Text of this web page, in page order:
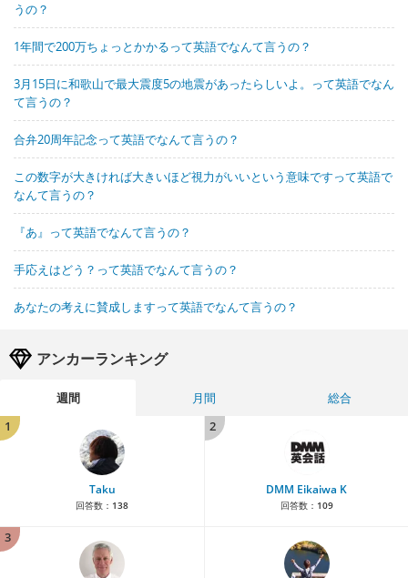
うの？
1年間で200万ちょっとかかるって英語でなんて言うの？
3月15日に和歌山で最大震度5の地震があったらしいよ。って英語でなん
て言うの？
合弁20周年記念って英語でなんて言うの？
この数字が大きければ大きいほど視力がいいという意味ですって英語で
なんて言うの？
『あ』って英語でなんて言うの？
手応えはどう？って英語でなんて言うの？
あなたの考えに賛成しますって英語でなんて言うの？
アンカーランキング
週間 月間
総合
1
Taku
回答数： 138
2
DMM Eikaiwa K
回答数： 109
3